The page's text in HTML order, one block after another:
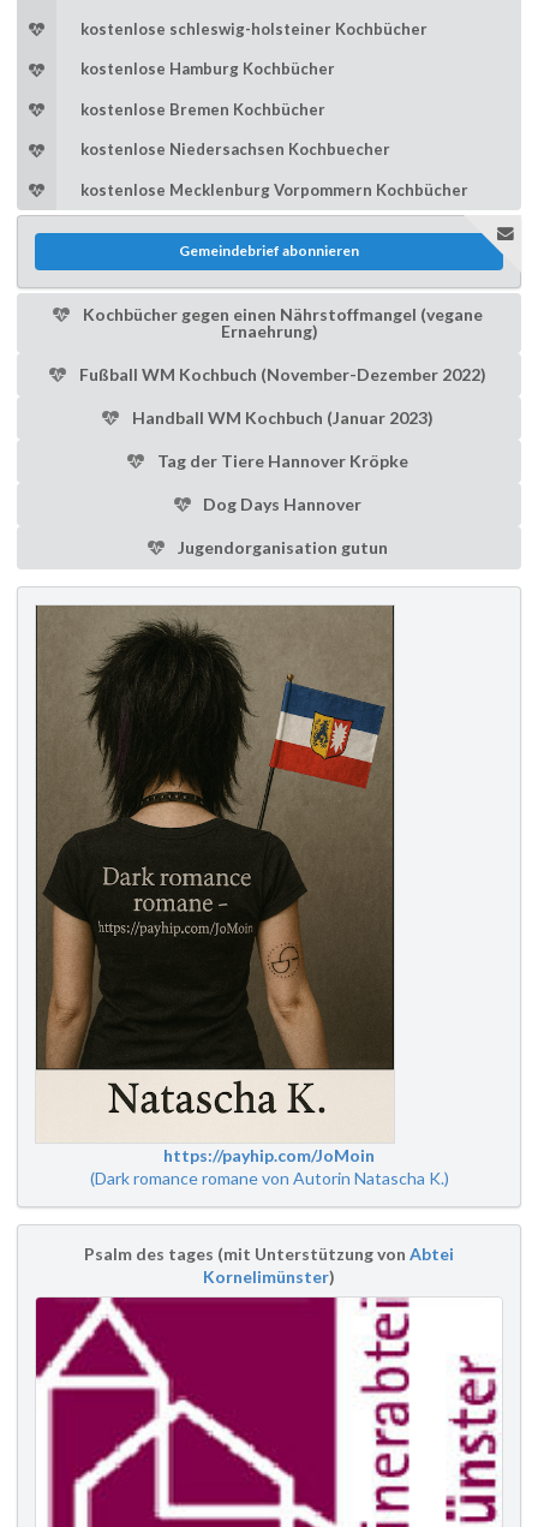
kostenlose schleswig-holsteiner Kochbücher
kostenlose Hamburg Kochbücher
kostenlose Bremen Kochbücher
kostenlose Niedersachsen Kochbuecher
kostenlose Mecklenburg Vorpommern Kochbücher
Gemeindebrief abonnieren
Kochbücher gegen einen Nährstoffmangel (vegane
Ernaehrung)
Fußball WM Kochbuch (November-Dezember 2022)
Handball WM Kochbuch (Januar 2023)
Tag der Tiere Hannover Kröpke
Dog Days Hannover
Jugendorganisation gutun
https://payhip.com/JoMoin
(Dark romance romane von Autorin Natascha K.)
Psalm des tages (mit Unterstützung von Abtei
Kornelimünster)